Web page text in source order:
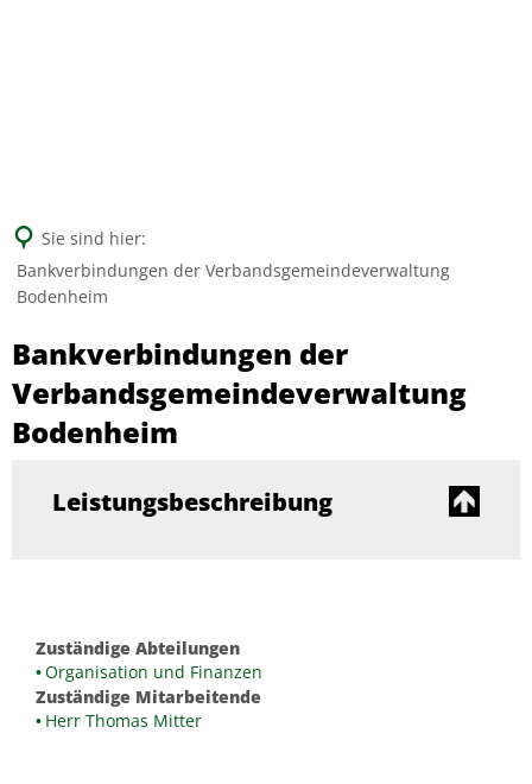
Sie sind hier:
Bankverbindungen der Verbandsgemeindeverwaltung
Bodenheim
Bankverbindungen der
Verbandsgemeindeverwaltung
Bodenheim
Leistungsbeschreibung
Zuständige Abteilungen
Organisation und Finanzen
Zuständige Mitarbeitende
Herr Thomas Mitter